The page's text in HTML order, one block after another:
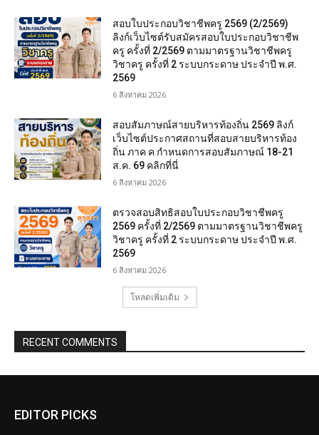
สอบใบประกอบวิชาชีพครู 2569 (2/2569)
ลิงก์เว็บไซต์รับสมัครสอบใบประกอบวิชาชีพ
ครู ครั้งที่ 2/2569 ตามมาตรฐานวิชาชีพครู
วิชาครู ครั้งที่ 2 ระบบกระดาษ ประจำปี พ.ศ.
2569
6 สิงหาคม 2026
สอบสัมภาษณ์สายบริหารท้องถิ่น 2569 ลิงก์
เว็บไซต์ประกาศสถานที่สอบสายบริหารท้อง
ถิ่น ภาค ค กำหนดการสอบสัมภาษณ์ 18-21
ส.ค. 69 คลิกที่นี่
6 สิงหาคม 2026
ตรวจสอบสิทธิสอบใบประกอบวิชาชีพครู
2569 ครั้งที่ 2/2569 ตามมาตรฐานวิชาชีพครู
วิชาครู ครั้งที่ 2 ระบบกระดาษ ประจำปี พ.ศ.
2569
6 สิงหาคม 2026
โหลดเพิ่มเติม
RECENT COMMENTS
EDITOR PICKS